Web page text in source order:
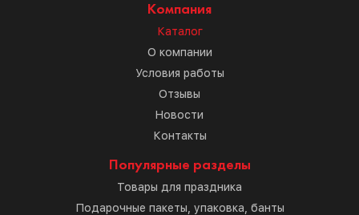
Компания
Каталог
О компании
Условия работы
Отзывы
Новости
Контакты
Популярные разделы
Товары для праздника
Подарочные пакеты, упаковка, банты